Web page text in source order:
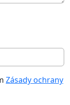
Zásady ochrany